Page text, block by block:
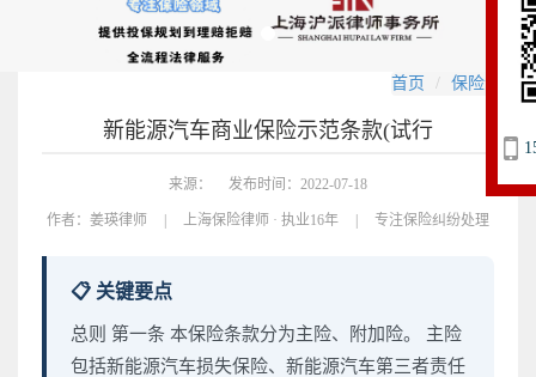
首页 保险合同
新能源汽车商业保险示范条款(试行
来源： 发布时间：2022-07-18
作者： 姜瑛律师 | 上海保险律师 · 执业16年 | 专注保险纠纷处理
📋 关键要点
总则 第一条 本保险条款分为主险、附加险。 主险
包括新能源汽车损失保险、新能源汽车第三者责任